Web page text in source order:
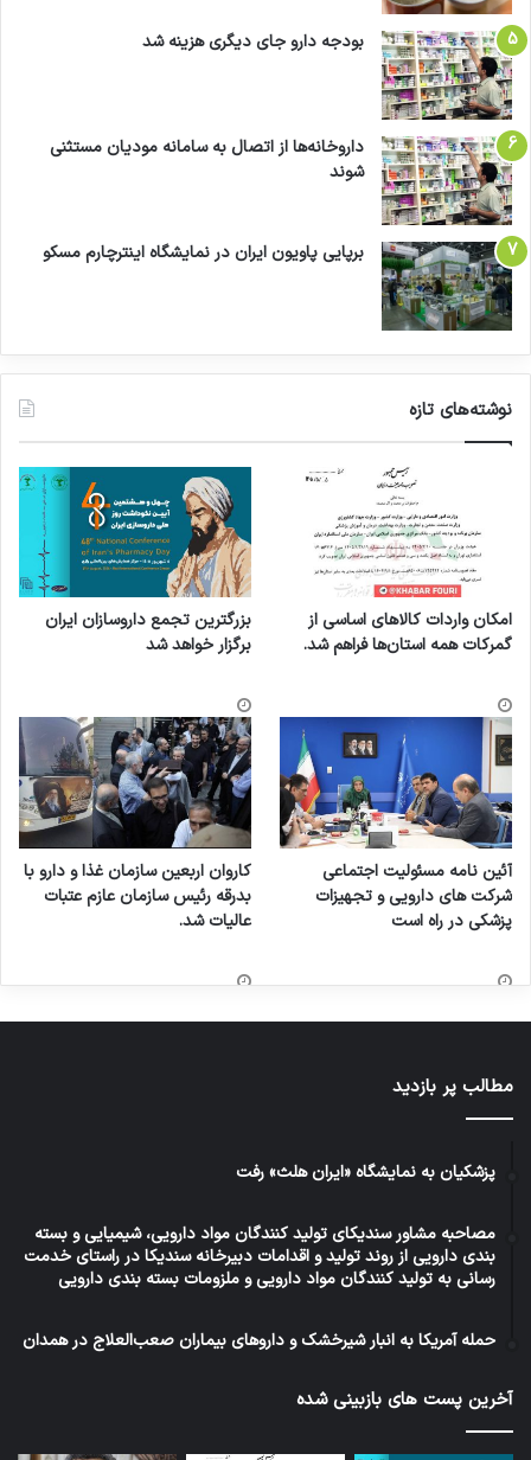
بودجه دارو جای دیگری هزینه شد
داروخانه‌ها از اتصال به سامانه مودیان مستثنی
شوند
برپایی پاویون ایران در نمایشگاه اینترچارم مسکو
نوشته‌های تازه
امکان واردات کالاهای اساسی از
گمرکات همه استان‌ها فراهم شد.
بزرگترین تجمع داروسازان ایران
برگزار خواهد شد
آئین نامه مسئولیت اجتماعی
شرکت های دارویی و تجهیزات
پزشکی در راه است
کاروان اربعین سازمان غذا و دارو با
بدرقه رئیس سازمان عازم عتبات
عالیات شد.
مطالب پر بازدید
پزشکیان به نمایشگاه «ایران هلث» رفت
مصاحبه مشاور سندیکای تولید کنندگان مواد دارویی، شیمیایی و بسته
بندی دارویی از روند تولید و اقدامات دبیرخانه سندیکا در راستای خدمت
رسانی به تولید کنندگان مواد دارویی و ملزومات بسته بندی دارویی
حمله آمریکا به انبار شیرخشک و داروهای بیماران صعب‌العلاج در همدان
آخرین پست های بازبینی شده